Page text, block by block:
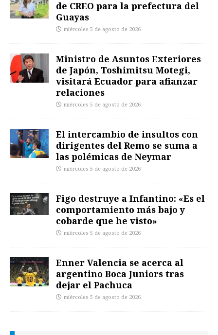
de CREO para la prefectura del
Guayas
miércoles 5 de agosto de 2026
Ministro de Asuntos Exteriores
de Japón, Toshimitsu Motegi,
visitará Ecuador para afianzar
relaciones
miércoles 5 de agosto de 2026
El intercambio de insultos con
dirigentes del Remo se suma a
las polémicas de Neymar
miércoles 5 de agosto de 2026
Figo destruye a Infantino: «Es el
comportamiento más bajo y
cobarde que he visto»
miércoles 5 de agosto de 2026
Enner Valencia se acerca al
argentino Boca Juniors tras
dejar el Pachuca
miércoles 5 de agosto de 2026